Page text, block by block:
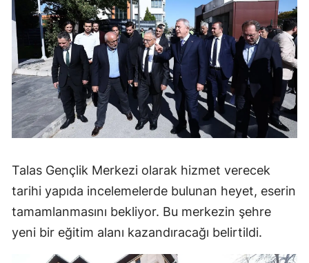
Talas Gençlik Merkezi olarak hizmet verecek
tarihi yapıda incelemelerde bulunan heyet, eserin
tamamlanmasını bekliyor. Bu merkezin şehre
yeni bir eğitim alanı kazandıracağı belirtildi.